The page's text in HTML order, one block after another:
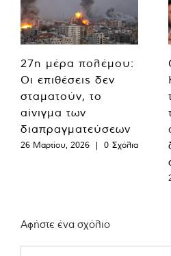
27η μέρα πολέμου:
Οι επιθέσεις δεν
σταματούν, το
αίνιγμα των
διαπραγματεύσεων
26 Μαρτίου, 2026 | 0 Σχόλια
Αφήστε ένα σχόλιο